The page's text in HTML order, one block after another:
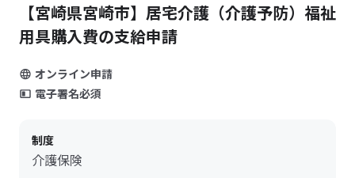
【宮崎県宮崎市】居宅介護（介護予防）福祉
用具購入費の支給申請
オンライン申請
電子署名必須
制度
介護保険